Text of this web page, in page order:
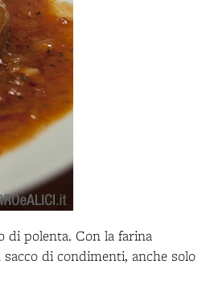
di polenta. Con la farina
di condimenti, anche solo